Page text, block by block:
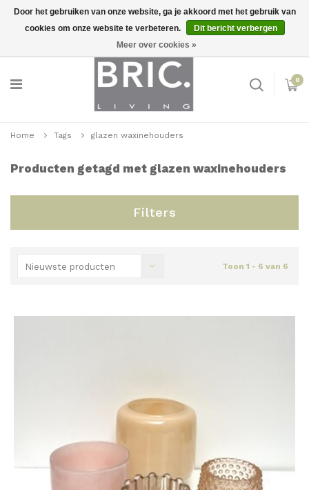
Inloggen
0
Home Tags glazen waxinehouders
Producten getagd met glazen waxinehouders
Filters
Nieuwste producten Toon 1 - 6 van 6
Door het gebruiken van onze website, ga je akkoord met het gebruik van
cookies om onze website te verbeteren.
Dit bericht verbergen
Meer over cookies »